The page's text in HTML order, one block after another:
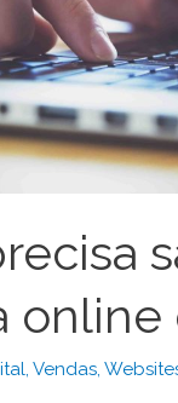
,Vendas,